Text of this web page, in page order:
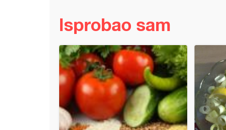
Isprobao sam